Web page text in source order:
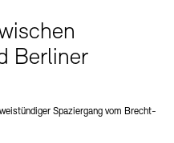
Berliner
Spaziergang vom Brecht-